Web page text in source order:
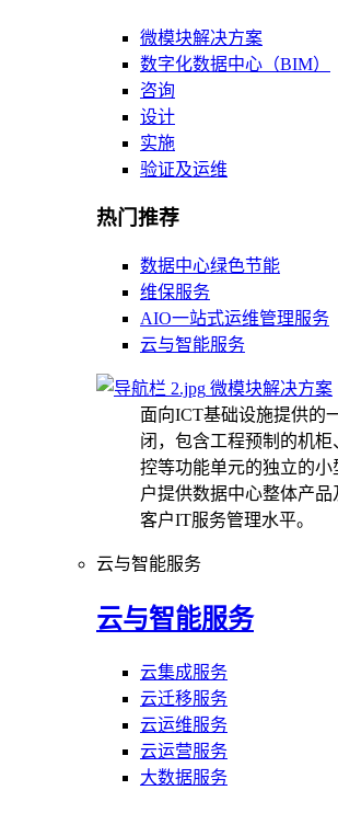
微模块解决方案
数字化数据中心（BIM）
咨询
设计
实施
验证及运维
热门推荐
数据中心绿色节能
维保服务
AIO一站式运维管理服务
云与智能服务
微模块解决方案
面向ICT基础设施提供的
闭，包含工程预制的机
控等功能单元的独立的
户提供数据中心整体产
客户IT服务管理水平。
云与智能服务
云与智能服务
云集成服务
云迁移服务
云运维服务
云运营服务
大数据服务